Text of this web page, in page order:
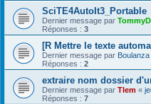
SciTE4AutoIt3_Portable
Dernier message par
Réponses : 3
[R Mettre le texte
Dernier message par Boulanza
Réponses : 2
extraire nom dossier
Dernier message par Tlem «
Réponses : 7